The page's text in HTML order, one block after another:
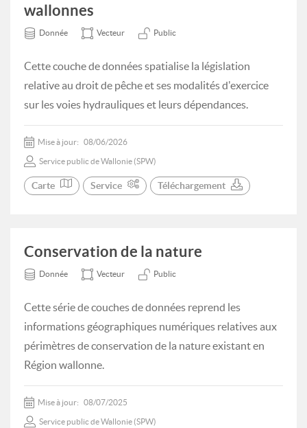
wallonnes
Donnée Vecteur Public
Cette couche de données spatialise la législation
relative au droit de pêche et ses modalités d'exercice
sur les voies hydrauliques et leurs dépendances.
Mise à jour: 08/06/2026
Service public de Wallonie (SPW)
Carte Service Téléchargement
Conservation de la nature
Donnée Vecteur Public
Cette série de couches de données reprend les
informations géographiques numériques relatives aux
périmètres de conservation de la nature existant en
Région wallonne.
Mise à jour: 08/07/2025
Service public de Wallonie (SPW)